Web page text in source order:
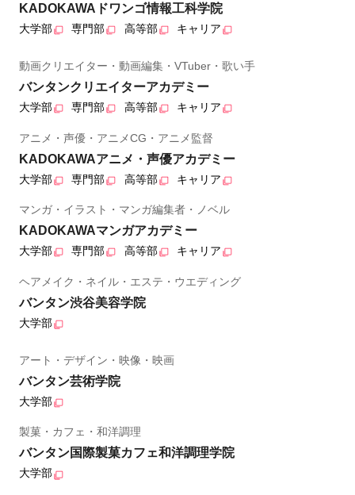
KADOKAWAドワンゴ情報工科学院
大学部 専門部 高等部 キャリア
動画クリエイター・動画編集・VTuber・歌い手
バンタンクリエイターアカデミー
大学部 専門部 高等部 キャリア
アニメ・声優・アニメCG・アニメ監督
KADOKAWAアニメ・声優アカデミー
大学部 専門部 高等部 キャリア
マンガ・イラスト・マンガ編集者・ノベル
KADOKAWAマンガアカデミー
大学部 専門部 高等部 キャリア
ヘアメイク・ネイル・エステ・ウエディング
バンタン渋谷美容学院
大学部
アート・デザイン・映像・映画
バンタン芸術学院
大学部
製菓・カフェ・和洋調理
バンタン国際製菓カフェ和洋調理学院
大学部